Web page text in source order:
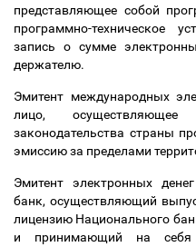
представляющее собой
программно-техническое
запись о сумме
держателю.
Эмитент международных
лицо,
законодательства страны
эмиссию за пределами
Эмитент электронных
банк, осуществляющий
лицензию Национального
и принимающий на себя